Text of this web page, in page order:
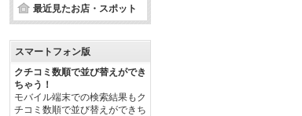
最近見たお店・スポット
スマートフォン版
クチコミ数順で並び替えができ
ちゃう！
モバイル端末での検索結果もク
チコミ数順で並び替えができち